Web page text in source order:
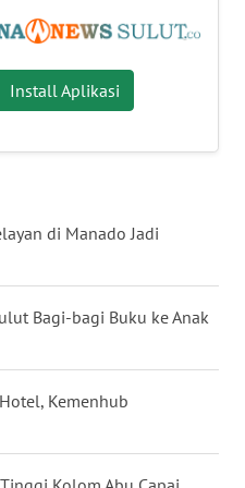
Install Aplikasi
di Manado Jadi
Bagi-bagi Buku ke Anak
Kemenhub